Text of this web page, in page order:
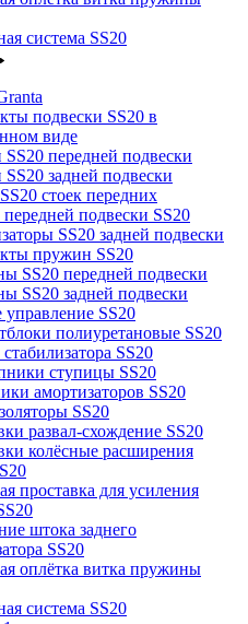
система SS20
подвески SS20 в
виде
передней подвески
задней подвески
стоек передних
подвески SS20
SS20 задней подвески
пружин SS20
SS20 передней подвески
SS20 задней подвески
управление SS20
полиуретановые SS20
SS20
ступицы SS20
амортизаторов SS20
SS20
развал-схождение SS20
колёсные расширения
проставка для усиления
штока заднего
SS20
оплётка витка пружины
система SS20